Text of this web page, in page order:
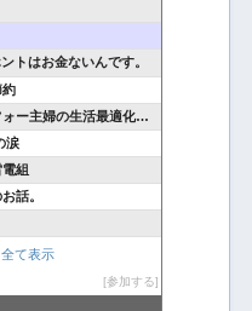
トはお金ないんです。
約
主婦の生活最適化日記
涙
組
話。
て表示
参加する